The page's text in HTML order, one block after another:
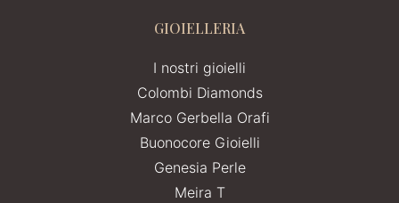
GIOIELLERIA
I nostri gioielli
Colombi Diamonds
Marco Gerbella Orafi
Buonocore Gioielli
Genesia Perle
Meira T